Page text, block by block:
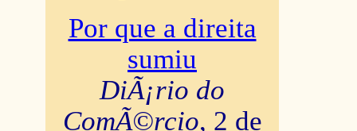
Por que a direita
sumiu
DiÃ¡rio do
ComÃ©rcio, 2 de